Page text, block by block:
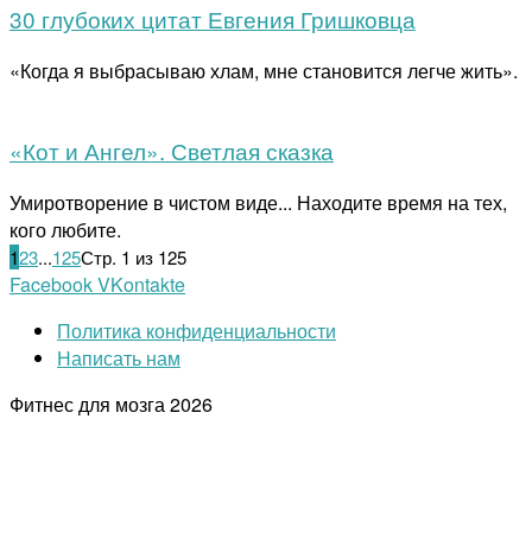
30 глубоких цитат Евгения Гришковца
«Когда я выбрасываю хлам, мне становится легче жить».
«Кот и Ангел». Светлая сказка
Умиротворение в чистом виде... Находите время на тех,
кого любите.
123...125Стр. 1 из 125
FacebookVKontakte
Политика конфиденциальности
Написать нам
Фитнес для мозга2026